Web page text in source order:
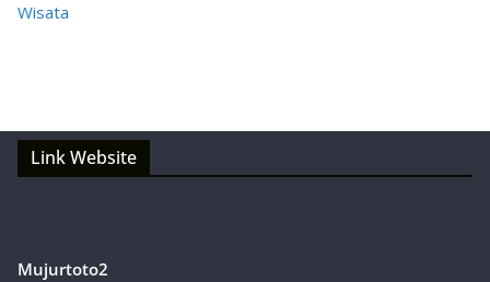
Wisata
Link Website
Mujurtoto2